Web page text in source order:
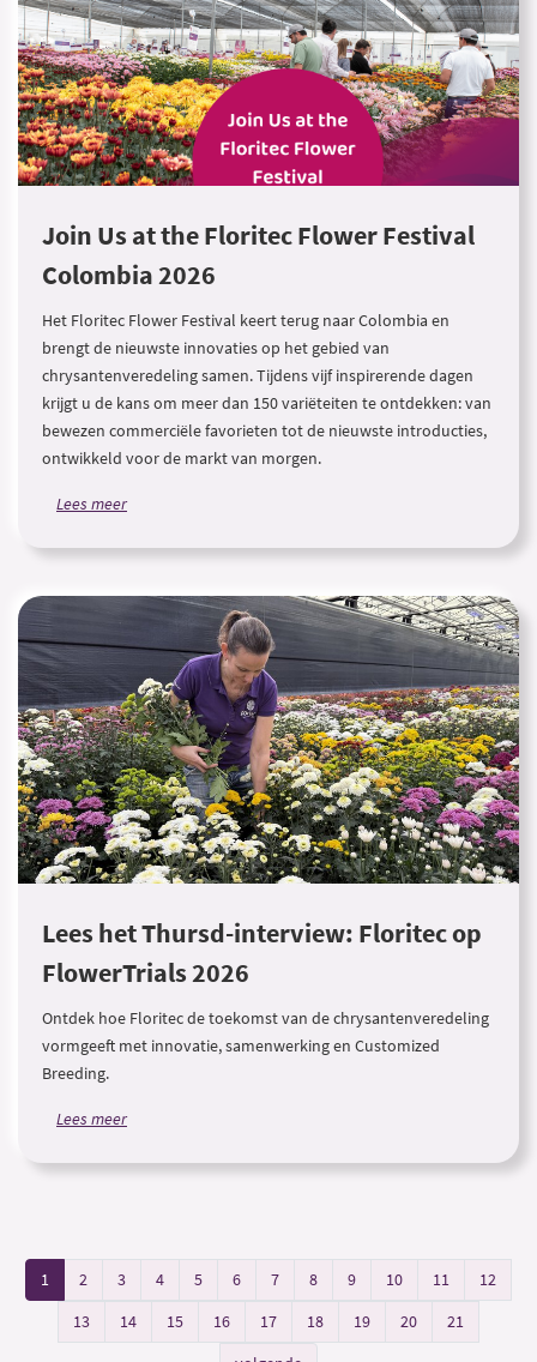
Join Us at the Floritec Flower Festival
Colombia 2026
Het Floritec Flower Festival keert terug naar Colombia en
brengt de nieuwste innovaties op het gebied van
chrysantenveredeling samen. Tijdens vijf inspirerende dagen
krijgt u de kans om meer dan 150 variëteiten te ontdekken: van
bewezen commerciële favorieten tot de nieuwste introducties,
ontwikkeld voor de markt van morgen.
Lees meer
Lees het Thursd-interview: Floritec op
FlowerTrials 2026
Ontdek hoe Floritec de toekomst van de chrysantenveredeling
vormgeeft met innovatie, samenwerking en Customized
Breeding.
Lees meer
1 2 3 4 5 6 7 8 9 10 11
12
13
14 15 16 17 18 19 20
21